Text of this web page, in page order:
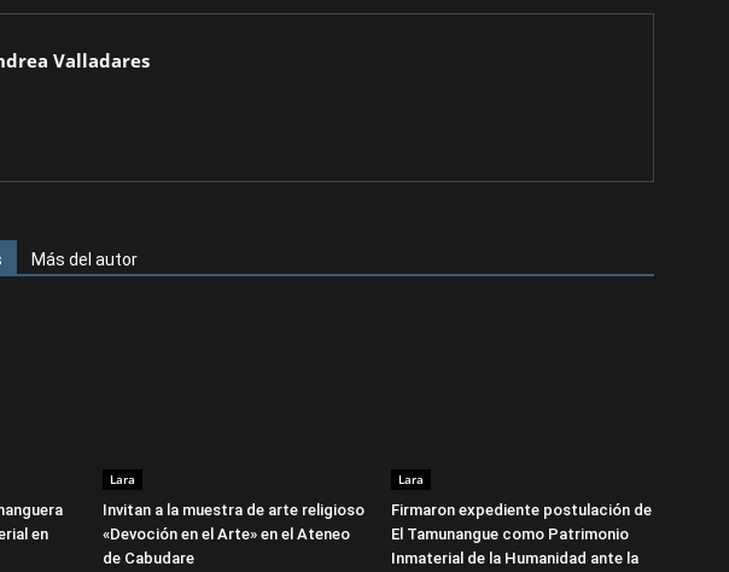
Valladares
Más del autor
en
Lara
Invitan a la muestra de arte religioso
«Devoción en el Arte» en el Ateneo
de Cabudare
Lara
Firmaron expediente postulación de
El Tamunangue como Patrimonio
Inmaterial de la Humanidad ante la